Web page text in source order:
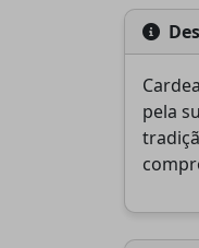
pela